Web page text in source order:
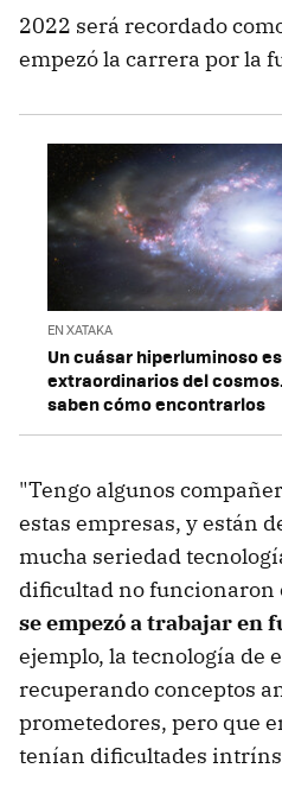
2022 será recordado
empezó la carrera por la
EN XATAKA
Un cuásar hiperluminoso
extraordinarios del
saben cómo encontrarlos
"Tengo algunos
estas empresas, y están
mucha seriedad
dificultad no funcionaron
se empezó a trabajar en
ejemplo, la tecnología de
recuperando conceptos
prometedores, pero que
tenían dificultades